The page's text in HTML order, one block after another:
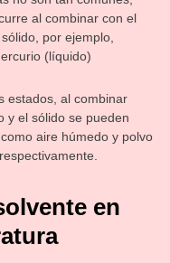
al combinar con el
por ejemplo,
(líquido)
estados, al combinar
y el sólido se pueden
aire húmedo y polvo
en